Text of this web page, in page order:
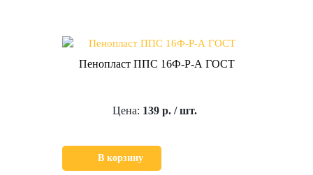
Пенопласт ППС 16Ф-Р-А ГОСТ
Цена: 139 р. / шт.
В корзину